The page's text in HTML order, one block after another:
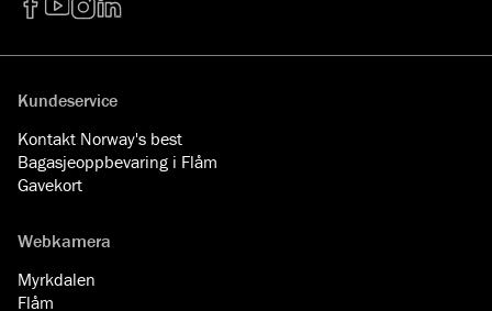
Kundeservice
Kontakt Norway's best
Bagasjeoppbevaring i Flåm
Gavekort
Webkamera
Myrkdalen
Flåm